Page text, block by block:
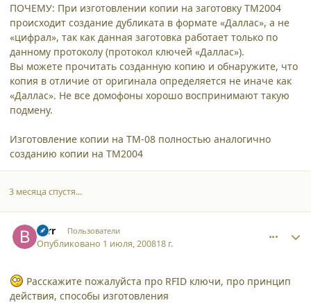
ПОЧЕМУ: При изготовлении копии на заготовку ТМ2004
происходит создание дубликата в формате «Даллас», а не
«цифрал», так как данная заготовка работает только по
данному протоколу (протокол ключей «Даллас»).
Вы можете прочитать созданную копию и обнаружите, что
копия в отличие от оригинала определяется не иначе как
«Даллас». Не все домофоны хорошо воспринимают такую
подмену.
Изготовление копии на ТМ-08 полностью аналогично
созданию копии на ТМ2004
3 месяца спустя...
Brrr Пользователи
Опубликовано 1 июля, 200818 г.
Расскажите пожалуйста про RFID ключи, про принцип
действия, способы изготовления